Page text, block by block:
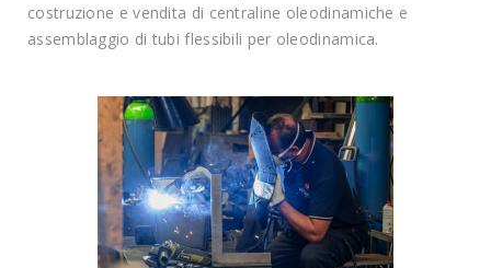
costruzione e vendita di centraline oleodinamiche e
assemblaggio di tubi flessibili per oleodinamica.